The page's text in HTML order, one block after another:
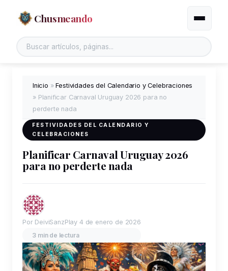
Chusmeando Alternar
Inicio »Festividades del Calendario y Celebraciones
» Planificar Carnaval Uruguay 2026 para no
perderte nada
FESTIVIDADES DEL CALENDARIO Y
CELEBRACIONES
Planificar Carnaval Uruguay 2026
para no perderte nada
Por DeiviSanzPlay 4 de enero de 2026
3 min de lectura